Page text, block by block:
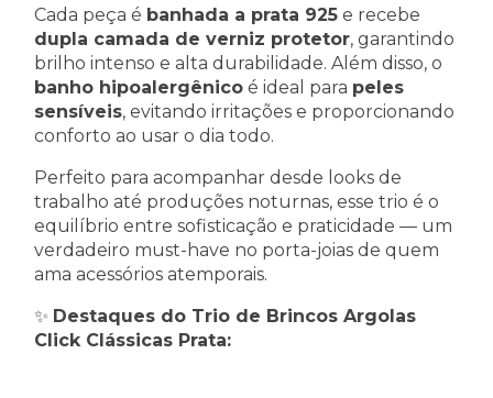
Cada peça é banhada a prata 925 e recebe
dupla camada de verniz protetor, garantindo
brilho intenso e alta durabilidade. Além disso, o
banho hipoalergênico é ideal para peles
sensíveis, evitando irritações e proporcionando
conforto ao usar o dia todo.
Perfeito para acompanhar desde looks de
trabalho até produções noturnas, esse trio é o
equilíbrio entre sofisticação e praticidade — um
verdadeiro must-have no porta-joias de quem
ama acessórios atemporais.
✨ Destaques do Trio de Brincos Argolas
Click Clássicas Prata: